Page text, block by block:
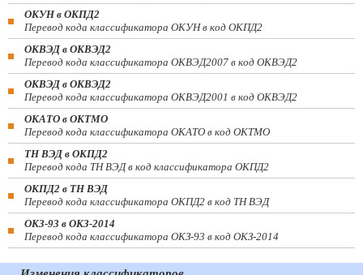
ОКУН в ОКПД2
Перевод кода классификатора ОКУН в код ОКПД2
ОКВЭД в ОКВЭД2
Перевод кода классификатора ОКВЭД2007 в код ОКВЭД2
ОКВЭД в ОКВЭД2
Перевод кода классификатора ОКВЭД2001 в код ОКВЭД2
ОКАТО в ОКТМО
Перевод кода классификатора ОКАТО в код ОКТМО
ТН ВЭД в ОКПД2
Перевод кода ТН ВЭД в код классификатора ОКПД2
ОКПД2 в ТН ВЭД
Перевод кода классификатора ОКПД2 в код ТН ВЭД
ОКЗ-93 в ОКЗ-2014
Перевод кода классификатора ОКЗ-93 в код ОКЗ-2014